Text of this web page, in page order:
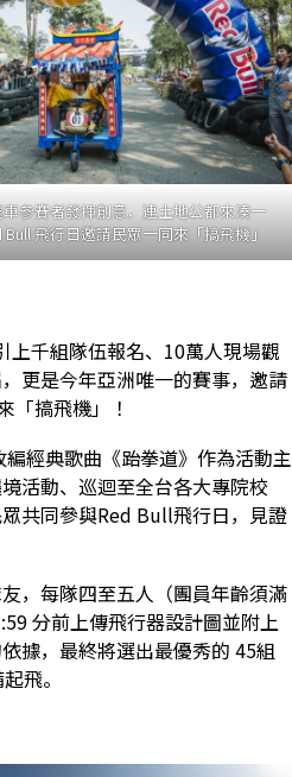
參賽者發揮創意，連土地公都來湊一
飛行日邀請民眾一同來「搞飛機」
千組隊伍報名、10萬人現場觀
更是今年亞洲唯一的賽事，邀請
「搞飛機」！
經典歌曲《跆拳道》作為活動主
活動、巡迴至全台各大專院校
共同參與Red Bull飛行日，見證
，每隊四至五人（團員年齡須滿
分前上傳飛行器設計圖並附上
據，最終將選出最優秀的 45組
飛。